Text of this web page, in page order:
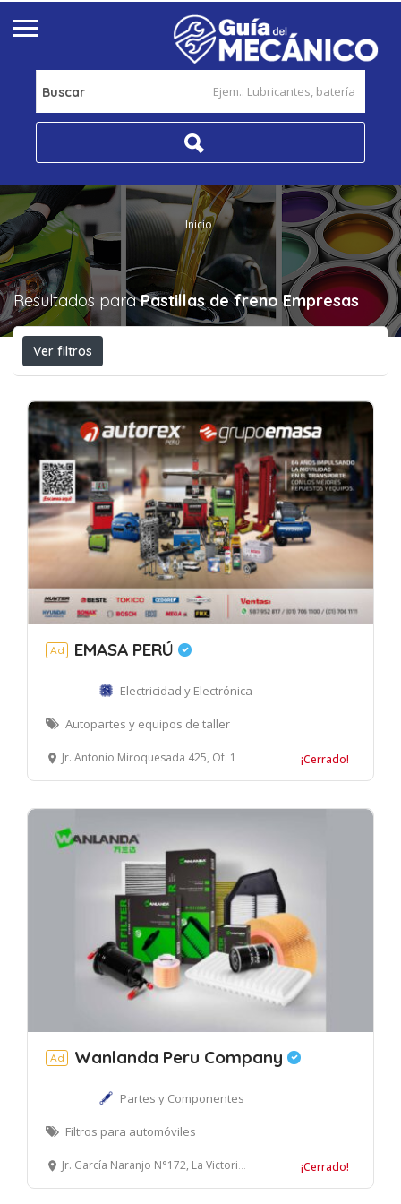
Buscar
Inicio
Resultados paraPastillas de freno Empresas
Ver filtros
Ad EMASA PERÚ
Electricidad y Electrónica
Autopartes y equipos de taller
Jr. Antonio Miroquesada 425, Of. 1509, Magdalena del Mar, Lima ¡Cerrado!
Ad Wanlanda Peru Company
Partes y Componentes
Filtros para automóviles
Jr. García Naranjo N°172, La Victoria, Lima. ¡Cerrado!